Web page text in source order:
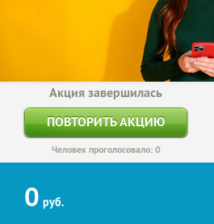
Акция завершилась
ПОВТОРИТЬ АКЦИЮ
Человек проголосовало: 0
0 руб.